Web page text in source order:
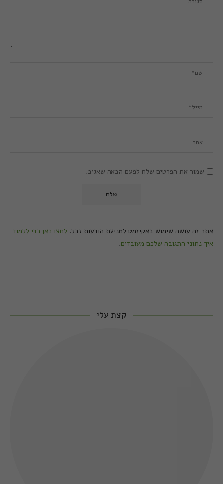
שמור את הפרטים שלח לפעם הבאה שאגיב.
אתר זה עושה שימוש באקיזמט למניעת הודעות זבל. לחצו כאן כדי ללמוד
איך נתוני התגובה שלכם מעובדים.
קצת עלי